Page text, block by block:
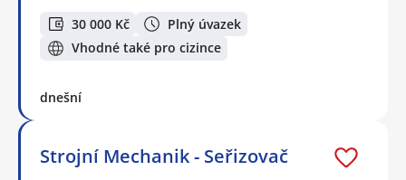
30 000 Kč
Plný úvazek
Vhodné také pro cizince
dnešní
Strojní Mechanik - Seřizovač